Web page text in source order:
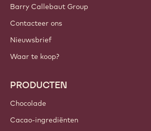
Barry Callebaut Group
Contacteer ons
Nieuwsbrief
Waar te koop?
PRODUCTEN
Chocolade
Cacao-ingrediënten